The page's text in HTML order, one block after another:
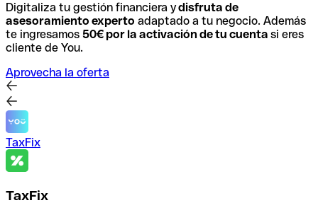
Digitaliza tu gestión financiera ydisfruta de
asesoramiento experto adaptado a tu negocio. Además
te ingresamos 50€ por la activación de tu cuenta si eres
cliente de You.
Aprovecha la oferta
TaxFix
TaxFix